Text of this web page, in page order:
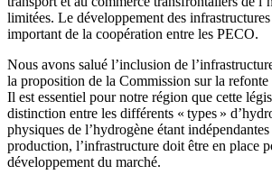
limitées. Le développement des
important de la coopération entre les PECO.
Nous avons salué l’inclusion de
la proposition de la Commission sur la
Il est essentiel pour notre région que cette
distinction entre les différents « types »
physiques de l’hydrogène étant
production, l’infrastructure doit être en place
développement du marché.